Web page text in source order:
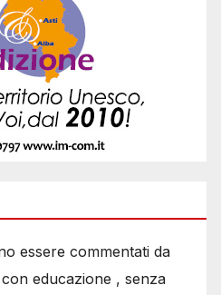
essere commentati da
educazione , senza